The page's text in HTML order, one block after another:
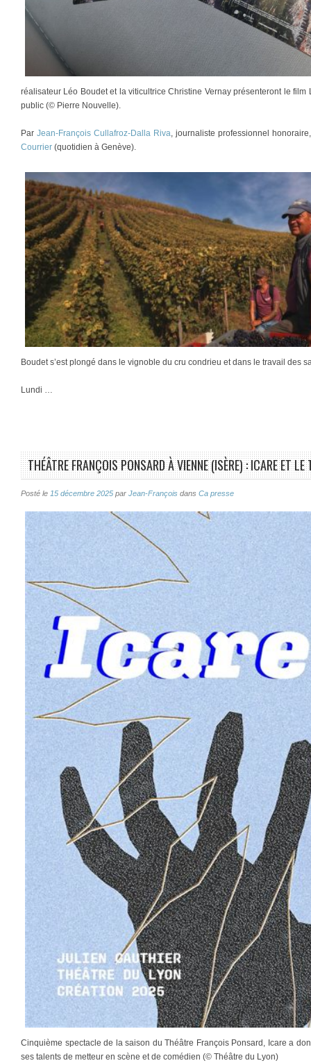
réalisateur Léo Boudet et la viticultrice Christine Vernay présenteront le film
public (© Pierre Nouvelle).
Par Jean-François Cullafroz-Dalla Riva , journaliste professionnel
Courrier (quotidien à Genève).
Boudet s’est plongé dans le vignoble du cru condrieu et dans le travail des
Lundi …
THÉÂTRE FRANÇOIS PONSARD À VIENNE (ISÈRE) : ICARE ET LE
Posté le 15 décembre 2025 par Jean-François dans Ca presse
Cinquième spectacle de la saison du Théâtre François Ponsard, Icare a
ses talents de metteur en scène et de comédien (© Théâtre du Lyon)